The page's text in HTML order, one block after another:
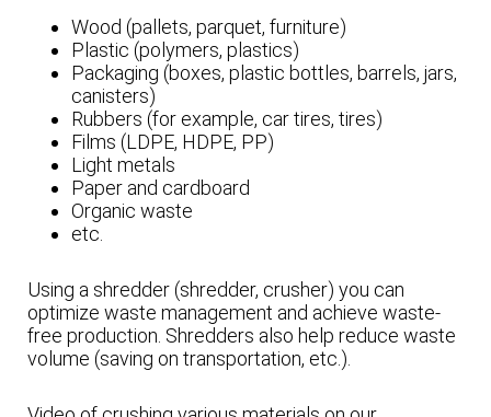
Wood (pallets, parquet, furniture)
Plastic (polymers, plastics)
Packaging (boxes, plastic bottles, barrels, jars,
canisters)
Rubbers (for example, car tires, tires)
Films (LDPE, HDPE, PP)
Light metals
Paper and cardboard
Organic waste
etc.
Using a shredder (shredder, crusher) you can
optimize waste management and achieve waste-
free production. Shredders also help reduce waste
volume (saving on transportation, etc.).